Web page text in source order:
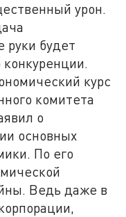
урон.
руки будет
курс
комитета
о
основных
По его
Ведь даже в